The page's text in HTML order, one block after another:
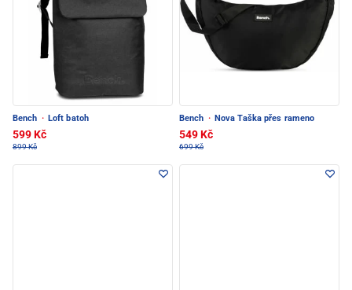
Bench · Loft batoh
599 Kč
899 Kč
Bench · Nova Taška přes rameno
549 Kč
699 Kč